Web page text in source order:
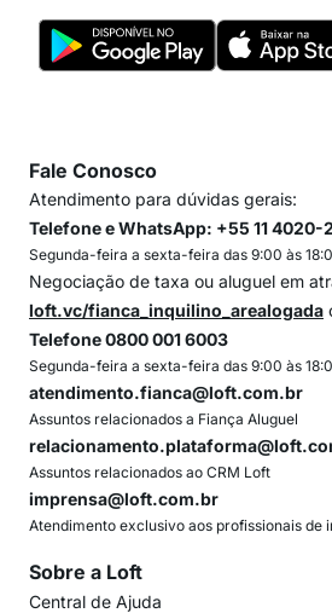
Fale Conosco
Atendimento para dúvidas gerais:
Telefone e WhatsApp: +55 11 4020-
Segunda-feira a sexta-feira das 9:00 às
Negociação de taxa ou aluguel em
loft.vc/fianca_inquilino_arealogada
Telefone 0800 001 6003
Segunda-feira a sexta-feira das 9:00 às
atendimento.fianca@loft.com.br
Assuntos relacionados a Fiança Aluguel
Assuntos relacionados ao CRM Loft
imprensa@loft.com.br
Atendimento exclusivo aos profissionais de
Sobre a Loft
Central de Ajuda